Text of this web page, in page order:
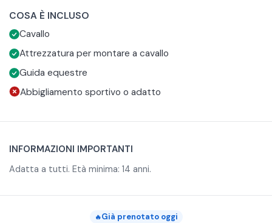
che al pomeriggio, a seconda delle vostre preferenze.
COSA È INCLUSO
Cavallo
Attrezzatura per montare a cavallo
Guida equestre
Abbigliamento sportivo o adatto
INFORMAZIONI IMPORTANTI
Adatta a tutti. Età minima: 14 anni.
🔥Già prenotato oggi